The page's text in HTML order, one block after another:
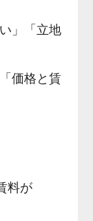
」「立地
価格と賃
料が